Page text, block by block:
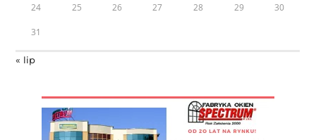
24 25 26 27 28 29 30
31
« lip